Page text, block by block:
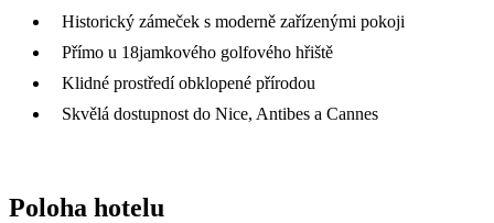
Historický zámeček s moderně zařízenými pokoji
Přímo u 18jamkového golfového hřiště
Klidné prostředí obklopené přírodou
Skvělá dostupnost do Nice, Antibes a Cannes
Poloha hotelu